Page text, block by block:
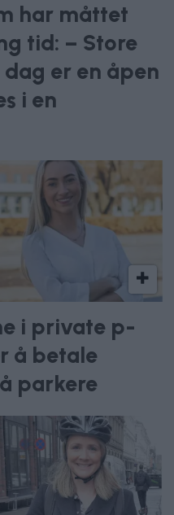
har måttet
tid: – Store
er en åpen
i en
i private p-
å betale
parkere